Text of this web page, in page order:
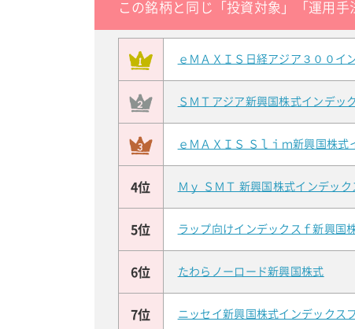
この銘柄と同じ「投資対象」「運用
ｅＭＡＸＩＳ日経アジア３００イ
ＳＭＴアジア新興国株式インデッ
ｅＭＡＸＩＳ Ｓｌｉｍ新興国株式
4位 Ｍｙ ＳＭＴ 新興国株式インデック
5位 ラップ向けインデックスｆ新興国
6位 たわらノーロード新興国株式
7位 ニッセイ新興国株式インデックス